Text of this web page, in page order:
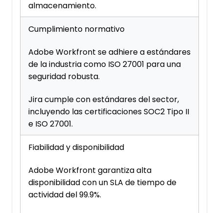
almacenamiento.
Cumplimiento normativo
Adobe Workfront se adhiere a estándares
de la industria como ISO 27001 para una
seguridad robusta.
Jira cumple con estándares del sector,
incluyendo las certificaciones SOC2 Tipo II
e ISO 27001.
Fiabilidad y disponibilidad
Adobe Workfront garantiza alta
disponibilidad con un SLA de tiempo de
actividad del 99.9%.